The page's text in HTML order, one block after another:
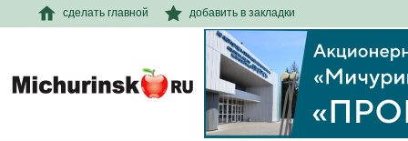
сделать главной добавить в закладки